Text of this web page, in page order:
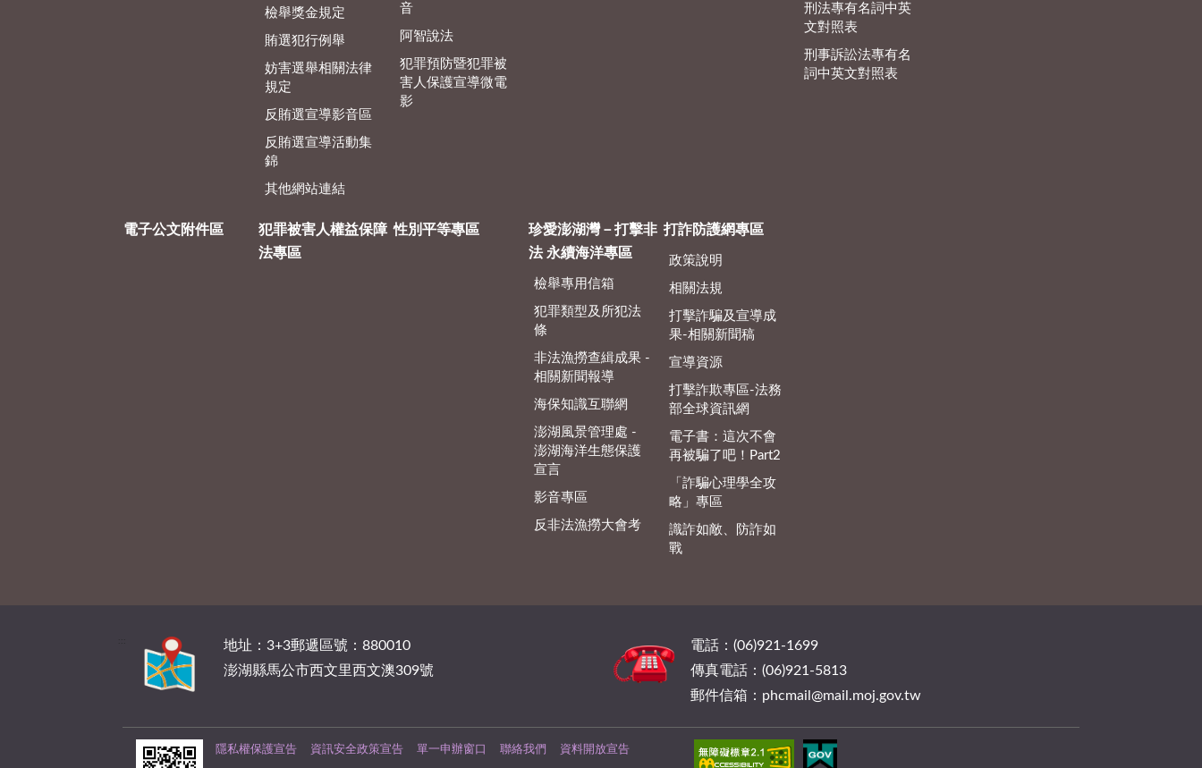
檢舉獎金規定
賄選犯行例舉
妨害選舉相關法律
規定
反賄選宣導影音區
反賄選宣導活動集
錦
其他網站連結
音
阿智說法
犯罪預防暨犯罪被
害人保護宣導微電
影
刑法專有名詞中英
文對照表
刑事訴訟法專有名
詞中英文對照表
電子公文附件區
犯罪被害人權益保障
法專區
性別平等專區
珍愛澎湖灣－打擊非
法 永續海洋專區
檢舉專用信箱
犯罪類型及所犯法
條
非法漁撈查緝成果 -
相關新聞報導
海保知識互聯網
澎湖風景管理處 -
澎湖海洋生態保護
宣言
影音專區
反非法漁撈大會考
打詐防護網專區
政策說明
相關法規
打擊詐騙及宣導成
果-相關新聞稿
宣導資源
打擊詐欺專區-法務
部全球資訊網
電子書：這次不會
再被騙了吧！Part2
「詐騙心理學全攻
略」專區
識詐如敵、防詐如
戰
地址：3+3郵遞區號：880010
澎湖縣馬公市西文里西文澳309號
電話：(06)921-1699
傳真電話：(06)921-5813
郵件信箱：phcmail@mail.moj.gov.tw
隱私權保護宣告 資訊安全政策宣告 單一申辦窗口 聯絡我們 資料開放宣告